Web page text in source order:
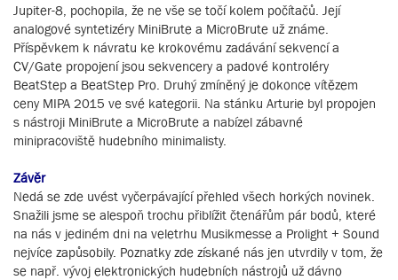
Jupiter-8, pochopila, že ne vše se točí kolem počítačů. Její
analogové syntetizéry MiniBrute a MicroBrute už známe.
Příspěvkem k návratu ke krokovému zadávání sekvencí a
CV/Gate propojení jsou sekvencery a padové kontroléry
BeatStep a BeatStep Pro. Druhý zmíněný je dokonce vítězem
ceny MIPA 2015 ve své kategorii. Na stánku Arturie byl propojen
s nástroji MiniBrute a MicroBrute a nabízel zábavné
minipracoviště hudebního minimalisty.
Závěr
Nedá se zde uvést vyčerpávající přehled všech horkých novinek.
Snažili jsme se alespoň trochu přiblížit čtenářům pár bodů, které
na nás v jediném dni na veletrhu Musikmesse a Prolight + Sound
nejvíce zapůsobily. Poznatky zde získané nás jen utvrdily v tom, že
se např. vývoj elektronických hudebních nástrojů už dávno